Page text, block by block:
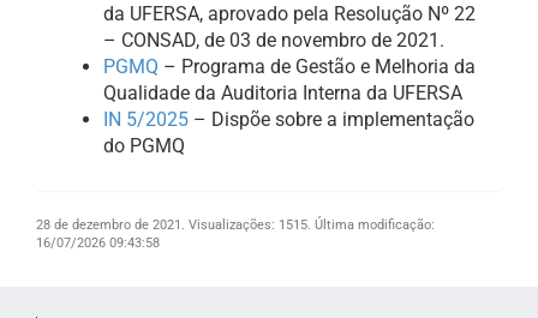
da UFERSA, aprovado pela Resolução Nº 22
– CONSAD, de 03 de novembro de 2021.
PGMQ – Programa de Gestão e Melhoria da
Qualidade da Auditoria Interna da UFERSA
IN 5/2025 – Dispõe sobre a implementação
do PGMQ
28 de dezembro de 2021. Visualizações: 1515. Última modificação:
16/07/2026 09:43:58